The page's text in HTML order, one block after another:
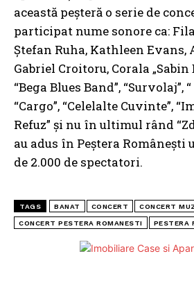
această peșteră o serie de
participat nume sonore ca:
Ștefan Ruha, Kathleen Evans,
Gabriel Croitoru, Corala
“Bega Blues Band”, “Survolaj”,
“Cargo”, “Celelalte Cuvinte”,
Refuz” și nu în ultimul rând
au adus în Peștera Românești
de 2.000 de spectatori.
TAGS BANAT CONCERT CONCERT
CONCERT PESTERA ROMANESTI PESTERA